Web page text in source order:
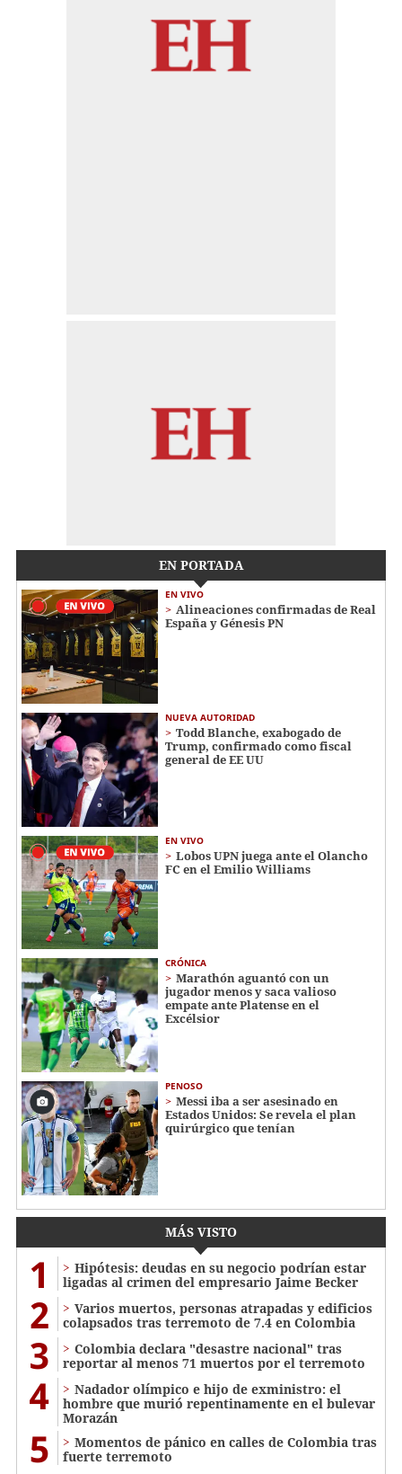
EN PORTADA
EN VIVO
Alineaciones confirmadas de Real
España y Génesis PN
NUEVA AUTORIDAD
Todd Blanche, exabogado de
Trump, confirmado como fiscal
general de EE UU
EN VIVO
Lobos UPN juega ante el Olancho
FC en el Emilio Williams
CRÓNICA
Marathón aguantó con un
jugador menos y saca valioso
empate ante Platense en el
Excélsior
PENOSO
Messi iba a ser asesinado en
Estados Unidos: Se revela el plan
quirúrgico que tenían
MÁS VISTO
1
Hipótesis: deudas en su negocio podrían estar
ligadas al crimen del empresario Jaime Becker
2
Varios muertos, personas atrapadas y edificios
colapsados tras terremoto de 7.4 en Colombia
3
Colombia declara "desastre nacional" tras
reportar al menos 71 muertos por el terremoto
4
Nadador olímpico e hijo de exministro: el
hombre que murió repentinamente en el bulevar
Morazán
5
Momentos de pánico en calles de Colombia tras
fuerte terremoto